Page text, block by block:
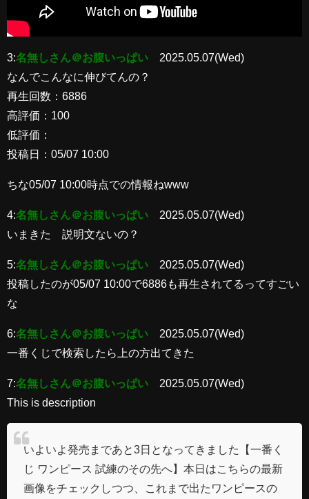
3:名無しさん＠お腹いっぱい
2025.05.07(Wed)
なんでこんなに伸びてんの？
再生回数：6886
高評価：100
低評価：
投稿日：05/07 10:00
ちな05/07 10:00時点での情報ねwww
4:名無しさん＠お腹いっぱい
2025.05.07(Wed)
いまきた 説明文ないの？
5:名無しさん＠お腹いっぱい
2025.05.07(Wed)
投稿したのが05/07 10:00で6886も再生されてるってすごい
な
6:名無しさん＠お腹いっぱい
2025.05.07(Wed)
一番くじで検索したら上の方出てきた
7:名無しさん＠お腹いっぱい
2025.05.07(Wed)
This is description
いよいよ発売まであと3日となってきました【一番く
じ ワンピース 試練のその先へ】本日はこちらの最新
画像をチェックしつつ、これまで出たワンピースの